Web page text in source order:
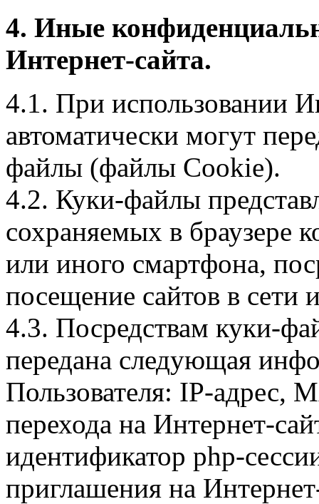
4. Иные
Интернет-сайта.
4.1. При использовании
автоматически могут
файлы (файлы Cookie).
4.2. Куки-файлы
сохраняемых в браузере
или иного смартфона,
посещение сайтов в сети
4.3. Посредствам куки-
передана следующая
Пользователя: IP-адрес,
перехода на Интернет-
идентификатор php-
приглашения на